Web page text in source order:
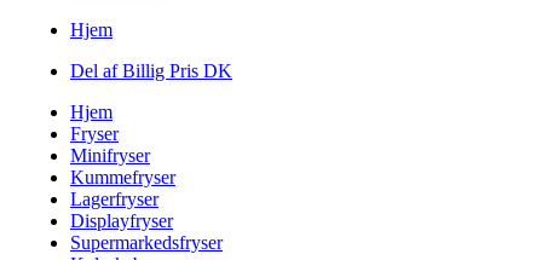
Hjem
Del af Billig Pris DK
Hjem
Fryser
Minifryser
Kummefryser
Lagerfryser
Displayfryser
Supermarkedsfryser